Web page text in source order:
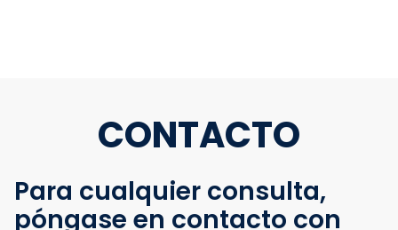
CONTACTO
Para cualquier consulta,
póngase en contacto con